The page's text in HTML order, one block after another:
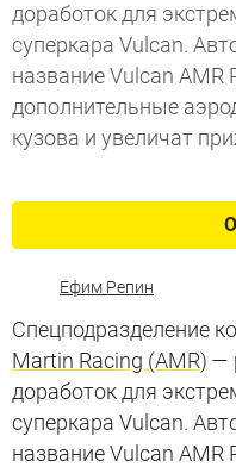
доработок для
суперкара Vulcan.
название Vulcan AMR
дополнительные
кузова и увеличат
Ефим Репин
Спецподразделение
Martin Racing (AMR) —
доработок для
суперкара Vulcan.
название Vulcan AMR